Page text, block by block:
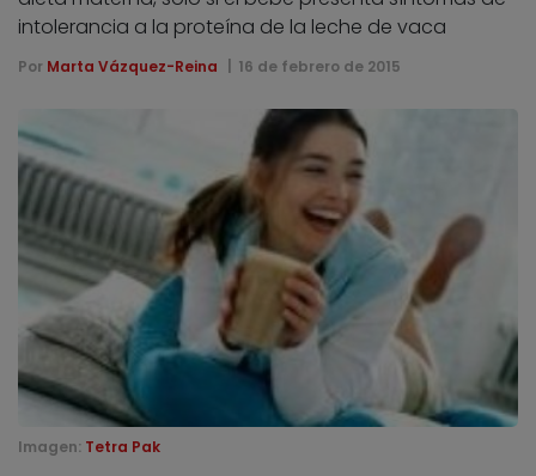
intolerancia a la proteína de la leche de vaca
Por Marta Vázquez-Reina 16 de febrero de 2015
Imagen: Tetra Pak